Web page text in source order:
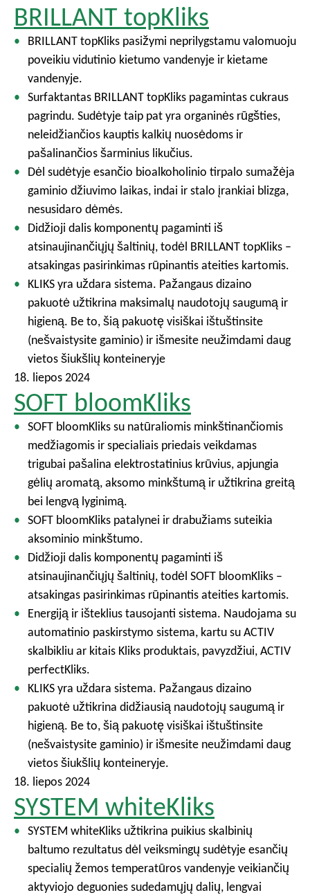
BRILLANT topKliks
BRILLANT topKliks pasižymi neprilygstamu valomuoju
poveikiu vidutinio kietumo vandenyje ir kietame
vandenyje.
Surfaktantas BRILLANT topKliks pagamintas cukraus
pagrindu. Sudėtyje taip pat yra organinės rūgšties,
neleidžiančios kauptis kalkių nuosėdoms ir
pašalinančios šarminius likučius.
Dėl sudėtyje esančio bioalkoholinio tirpalo sumažėja
gaminio džiuvimo laikas, indai ir stalo įrankiai blizga,
nesusidaro dėmės.
Didžioji dalis komponentų pagaminti iš
atsinaujinančiųjų šaltinių, todėl BRILLANT topKliks –
atsakingas pasirinkimas rūpinantis ateities kartomis.
KLIKS yra uždara sistema. Pažangaus dizaino
pakuotė užtikrina maksimalų naudotojų saugumą ir
higieną. Be to, šią pakuotę visiškai ištuštinsite
(nešvaistysite gaminio) ir išmesite neužimdami daug
vietos šiukšlių konteineryje
18. liepos 2024
SOFT bloomKliks
SOFT bloomKliks su natūraliomis minkštinančiomis
medžiagomis ir specialiais priedais veikdamas
trigubai pašalina elektrostatinius krūvius, apjungia
gėlių aromatą, aksomo minkštumą ir užtikrina greitą
bei lengvą lyginimą.
SOFT bloomKliks patalynei ir drabužiams suteikia
aksominio minkštumo.
Didžioji dalis komponentų pagaminti iš
atsinaujinančiųjų šaltinių, todėl SOFT bloomKliks –
atsakingas pasirinkimas rūpinantis ateities kartomis.
Energiją ir išteklius tausojanti sistema. Naudojama su
automatinio paskirstymo sistema, kartu su ACTIV
skalbikliu ar kitais Kliks produktais, pavyzdžiui, ACTIV
perfectKliks.
KLIKS yra uždara sistema. Pažangaus dizaino
pakuotė užtikrina didžiausią naudotojų saugumą ir
higieną. Be to, šią pakuotę visiškai ištuštinsite
(nešvaistysite gaminio) ir išmesite neužimdami daug
vietos šiukšlių konteineryje.
18. liepos 2024
SYSTEM whiteKliks
SYSTEM whiteKliks užtikrina puikius skalbinių
baltumo rezultatus dėl veiksmingų sudėtyje esančių
specialių žemos temperatūros vandenyje veikiančių
aktyviojo deguonies sudedamųjų dalių, lengvai